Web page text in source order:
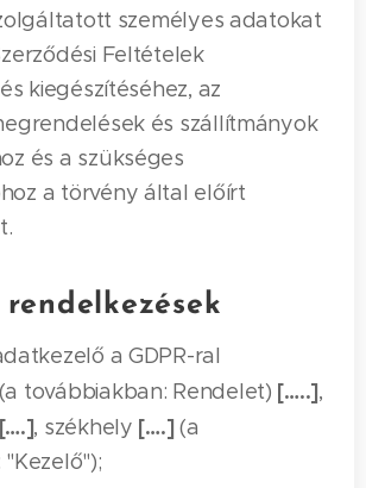
személyes adatokat
Feltételek
kiegészítéséhez, az
és szállítmányok
és a szükséges
a törvény által előírt
a GDPR-ral
továbbiakban: Rendelet) […..],
[….], székhely [….](a